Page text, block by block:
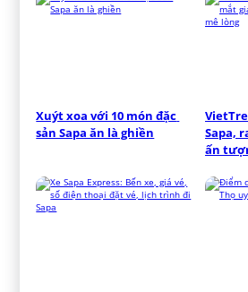
Xuýt xoa với 10 món đặc
sản Sapa ăn là ghiền
Sapa,
ấn